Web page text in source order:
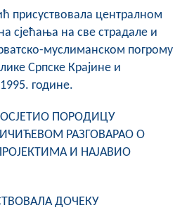
ФИНАНСИЈЕ
ПРИВРЕДА
присуствовала централном
сјећања на све страдале и
муслиманском погрому
Српске Крајине и
године.
ПОРОДИЦУ
РАЗГОВАРАО О
И НАЈАВИО
ДОЧЕКУ